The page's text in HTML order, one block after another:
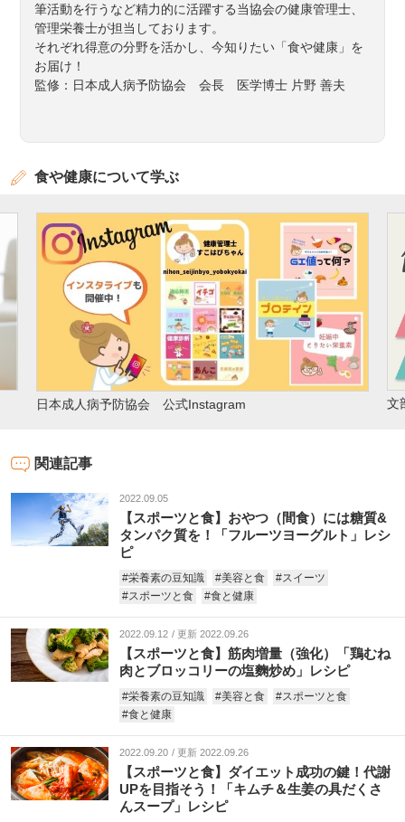
筆活動を行うなど精力的に活躍する当協会の健康管理士、
管理栄養士が担当しております。
それぞれ得意の分野を活かし、今知りたい「食や健康」を
お届け！
監修：日本成人病予防協会 会長 医学博士 片野 善夫
食や健康について学ぶ
日本成人病予防協会 公式Instagram 文
関連記事
【スポーツと食】おやつ（間食）には糖質&
タンパク質を！「フルーツヨーグルト」レシ
ピ
2022.09.05
#栄養素の豆知識 #美容と食
#スイーツ
#スポーツと食
#食と健康
【スポーツと食】筋肉増量（強化）「鶏むね
肉とブロッコリーの塩麴炒め」レシピ
2022.09.12 更新 2022.09.26
#栄養素の豆知識 #美容と食
#スポーツと食
#食と健康
【スポーツと食】ダイエット成功の鍵！代謝
UPを目指そう！「キムチ＆生姜の具だくさ
んスープ」レシピ
2022.09.20 更新 2022.09.26